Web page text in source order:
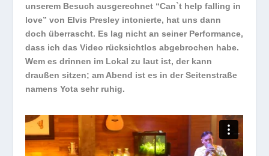
unserem Besuch ausgerechnet “Can`t help falling in
love” von Elvis Presley intonierte, hat uns dann
doch überrascht. Es lag nicht an seiner Performance,
dass ich das Video rücksichtlos abgebrochen habe.
Wem es drinnen im Lokal zu laut ist, der kann
draußen sitzen; am Abend ist es in der Seitenstraße
namens Yota sehr ruhig.